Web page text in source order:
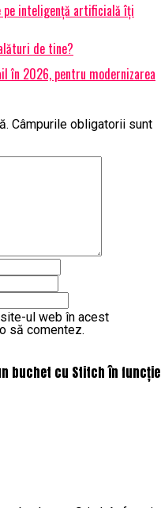
pe inteligență artificială îți
de tine?
în 2026, pentru modernizarea
Câmpurile obligatorii sunt
ul web în acest
să comentez.
buchet cu Stitch în funcție